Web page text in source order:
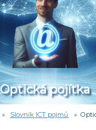
Optická pojítka
» Slovník ICT pojmů »